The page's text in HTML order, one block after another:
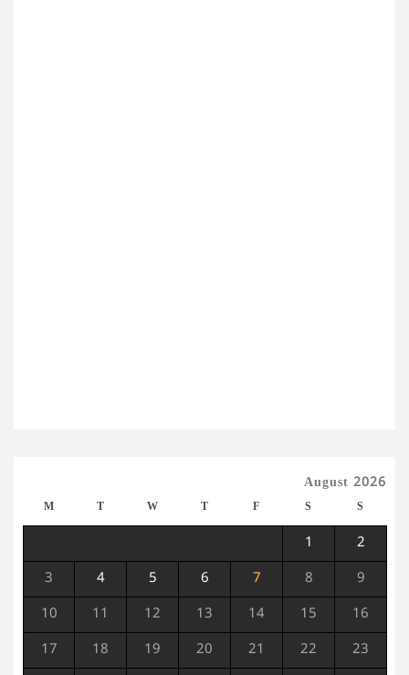
August 2026
M T W T F S S
1 2
3 4 5 6 7 8 9
10 11 12 13 14 15 16
17 18 19 20 21 22 23